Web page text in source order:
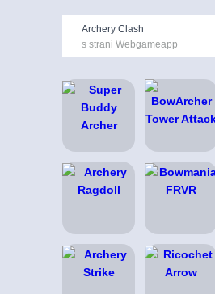
Archery Clash
s strani Webgameapp